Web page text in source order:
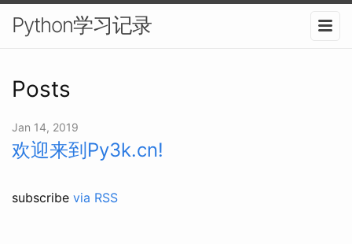
Python学习记录
Posts
Jan 14, 2019
欢迎来到Py3k.cn!
subscribe via RSS